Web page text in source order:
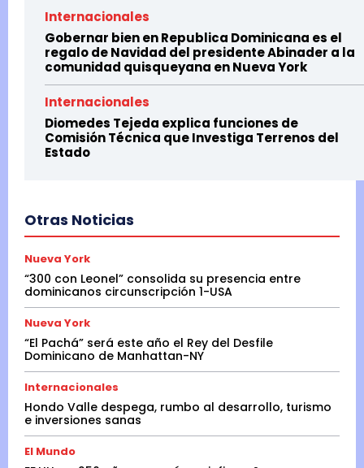
Internacionales
Gobernar bien en Republica Dominicana es el
regalo de Navidad del presidente Abinader a la
comunidad quisqueyana en Nueva York
Internacionales
Diomedes Tejeda explica funciones de
Comisión Técnica que Investiga Terrenos del
Estado
Otras Noticias
Nueva York
“300 con Leonel” consolida su presencia entre
dominicanos circunscripción 1-USA
Nueva York
“El Pachá” será este año el Rey del Desfile
Dominicano de Manhattan-NY
Internacionales
Hondo Valle despega, rumbo al desarrollo, turismo
e inversiones sanas
El Mundo